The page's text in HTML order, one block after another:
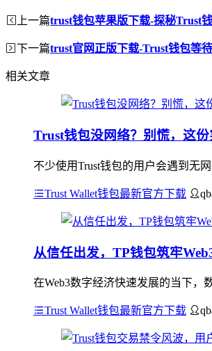
上一篇trust钱包苹果版下载-探秘Trust
下一篇trust官网正版下载-Trust钱包等
相关文章
Trust钱包没网络？别慌，这
不少使用Trust钱包的用户会遇到无
Trust Wallet钱包最新官方下载
从信任出发，TP钱包筑牢
在Web3数字经济快速发展的当下，
Trust Wallet钱包最新官方下载